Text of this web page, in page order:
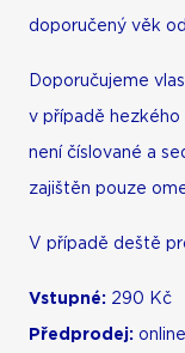
doporučený věk
Doporučujeme
v případě hezkého
není číslované a
zajištěn pouze
V případě deště
Vstupné: 290 Kč
Předprodej: